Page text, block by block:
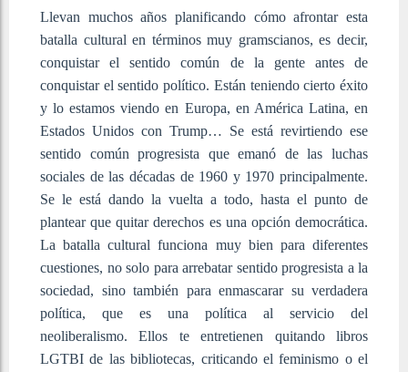
Llevan muchos años planificando cómo afrontar esta
batalla cultural en términos muy gramscianos, es decir,
conquistar el sentido común de la gente antes de
conquistar el sentido político. Están teniendo cierto éxito
y lo estamos viendo en Europa, en América Latina, en
Estados Unidos con Trump… Se está revirtiendo ese
sentido común progresista que emanó de las luchas
sociales de las décadas de 1960 y 1970 principalmente.
Se le está dando la vuelta a todo, hasta el punto de
plantear que quitar derechos es una opción democrática.
La batalla cultural funciona muy bien para diferentes
cuestiones, no solo para arrebatar sentido progresista a la
sociedad, sino también para enmascarar su verdadera
política, que es una política al servicio del
neoliberalismo. Ellos te entretienen quitando libros
LGTBI de las bibliotecas, criticando el feminismo o el